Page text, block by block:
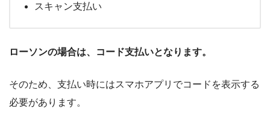
スキャン支払い
ローソンの場合は、コード支払いとなります。
そのため、支払い時にはスマホアプリでコードを表示する
必要があります。